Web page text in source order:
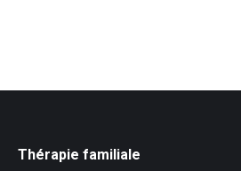
Thérapie familiale